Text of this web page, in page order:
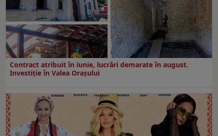
Contract atribuit în iunie, lucrări demarate în august.
Investiţie în Valea Oraşului